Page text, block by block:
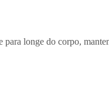
longe do corpo,